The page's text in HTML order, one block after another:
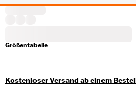
Größentabelle
Kostenloser Versand ab einem